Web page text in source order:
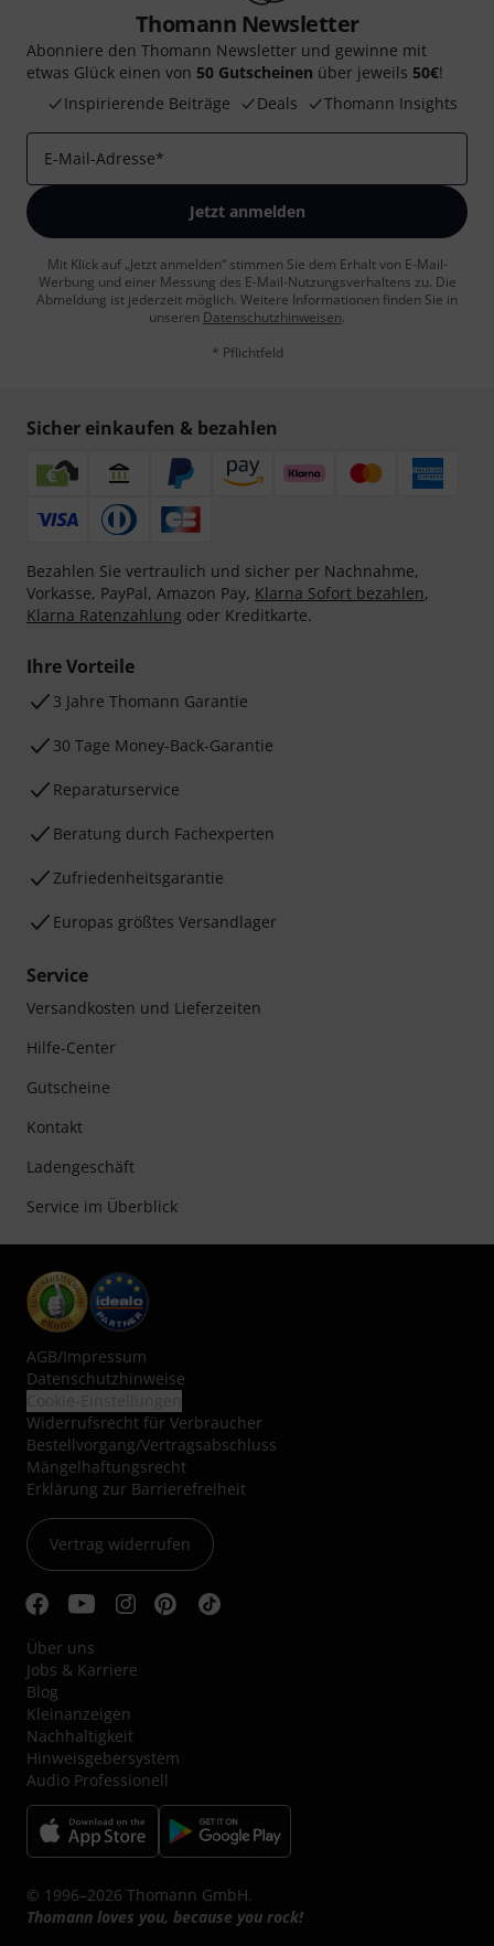
Thomann Newsletter
Abonniere den Thomann Newsletter und gewinne mit
etwas Glück einen von 50 Gutscheinen über jeweils 50€!
Inspirierende Beiträge
Deals Thomann Insights
E-Mail-Adresse*
Jetzt anmelden
Mit Klick auf „Jetzt anmelden“ stimmen Sie dem Erhalt von E-Mail-
Werbung und einer Messung des E-Mail-Nutzungsverhaltens zu. Die
Abmeldung ist jederzeit möglich. Weitere Informationen finden Sie in
unseren Datenschutzhinweisen.
* Pflichtfeld
Sicher einkaufen & bezahlen
Bezahlen Sie vertraulich und sicher per Nachnahme,
Vorkasse, PayPal, Amazon Pay, Klarna Sofort bezahlen,
Klarna Ratenzahlung oder Kreditkarte.
Ihre Vorteile
3 Jahre Thomann Garantie
30 Tage Money-Back-Garantie
Reparaturservice
Beratung durch Fachexperten
Zufriedenheitsgarantie
Europas größtes Versandlager
Service
Versandkosten und Lieferzeiten
Hilfe-Center
Gutscheine
Kontakt
Ladengeschäft
Service im Überblick
AGB/Impressum
Datenschutzhinweise
Widerrufsrecht für Verbraucher
Bestellvorgang/Vertragsabschluss
Mängelhaftungsrecht
Erklärung zur Barrierefreiheit
Vertrag widerrufen
Über uns
Jobs & Karriere
Blog
Kleinanzeigen
Nachhaltigkeit
Hinweisgebersystem
Audio Professionell
© 1996–2026 Thomann GmbH.
Thomann loves you, because you rock!